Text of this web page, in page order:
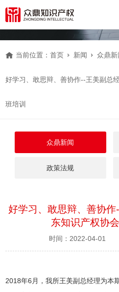
当前位置：首页 新闻 众鼎新
好学习、敢思辩、善协作--王美副总
班培训
众鼎新闻
政策法规
好学习、敢思辩、善协
东知识产权协
时间：2022-04-01
2018年6月，我所王美副总经理为本